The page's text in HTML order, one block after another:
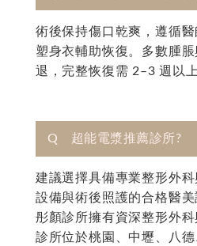
術後保持傷口乾爽，遵循
塑身衣輔助恢復。多數腫
退，完整恢復需 2–3 週以上
Q 超能電漿推薦診所?
建議選擇具備專業整形外
設備與術後照護的合格醫美
彤顏診所擁有資深整形外科
診所位於桃園、中壢、八